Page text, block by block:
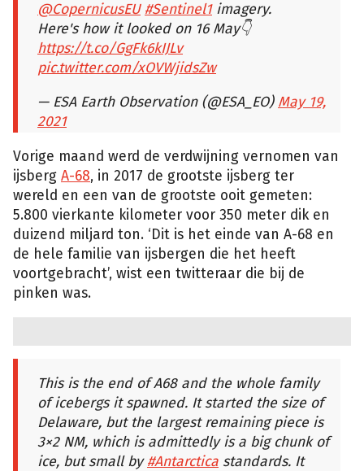
@CopernicusEU #Sentinel1imagery.
Here's how it looked on 16 May👇
https://t.co/GgFk6kIJLv
pic.twitter.com/xOVWjidsZw
— ESA Earth Observation (@ESA_EO) May 19,
2021
Vorige maand werd de verdwijning vernomen van
ijsberg A-68, in 2017 de grootste ijsberg ter
wereld en een van de grootste ooit gemeten:
5.800 vierkante kilometer voor 350 meter dik en
duizend miljard ton. ‘Dit is het einde van A-68 en
de hele familie van ijsbergen die het heeft
voortgebracht’, wist een twitteraar die bij de
pinken was.
This is the end of A68 and the whole family
of icebergs it spawned. It started the size of
Delaware, but the largest remaining piece is
3×2 NM, which is admittedly is a big chunk of
ice, but small by#Antarctica standards. It